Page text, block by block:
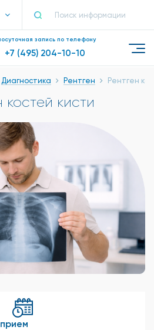
запись по телефону
+7 (495) 204-10-10
Диагностика Рентген Рентген
костей кисти